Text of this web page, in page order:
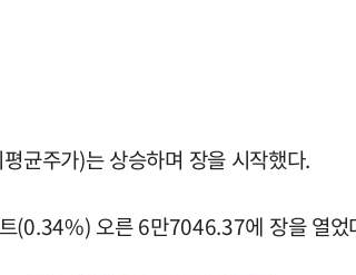
균주가)는 상승하며 장을 시작했다.
(0.34%) 오른 6만7046.37에 장을 열었